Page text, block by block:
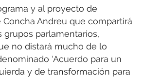
y al proyecto de
Andreu que compartirá
grupos parlamentarios,
no distará mucho de lo
‘Acuerdo para un
y de transformación para